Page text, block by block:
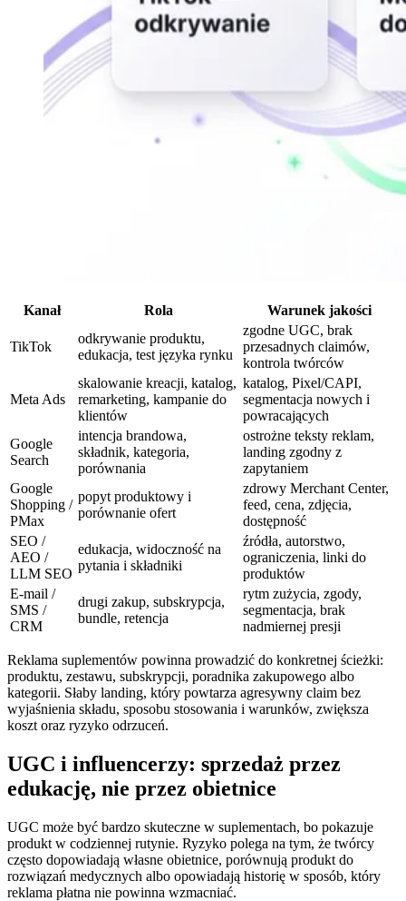
Kanał Rola Warunek jakości
TikTok
odkrywanie produktu,
edukacja, test języka rynku
zgodne UGC, brak
przesadnych claimów,
kontrola twórców
Meta Ads
skalowanie kreacji, katalog,
remarketing, kampanie do
klientów
katalog, Pixel/CAPI,
segmentacja nowych i
powracających
Google
Search
intencja brandowa,
składnik, kategoria,
porównania
ostrożne teksty reklam,
landing zgodny z
zapytaniem
Google
Shopping /
PMax
popyt produktowy i
porównanie ofert
zdrowy Merchant Center,
feed, cena, zdjęcia,
dostępność
SEO /
AEO /
LLM SEO
edukacja, widoczność na
pytania i składniki
źródła, autorstwo,
ograniczenia, linki do
produktów
E-mail /
SMS /
CRM
drugi zakup, subskrypcja,
bundle, retencja
rytm zużycia, zgody,
segmentacja, brak
nadmiernej presji
Reklama suplementów powinna prowadzić do konkretnej ścieżki:
produktu, zestawu, subskrypcji, poradnika zakupowego albo
kategorii. Słaby landing, który powtarza agresywny claim bez
wyjaśnienia składu, sposobu stosowania i warunków, zwiększa
koszt oraz ryzyko odrzuceń.
UGC i influencerzy: sprzedaż przez
edukację, nie przez obietnice
UGC może być bardzo skuteczne w suplementach, bo pokazuje
produkt w codziennej rutynie. Ryzyko polega na tym, że twórcy
często dopowiadają własne obietnice, porównują produkt do
rozwiązań medycznych albo opowiadają historię w sposób, który
reklama płatna nie powinna wzmacniać.